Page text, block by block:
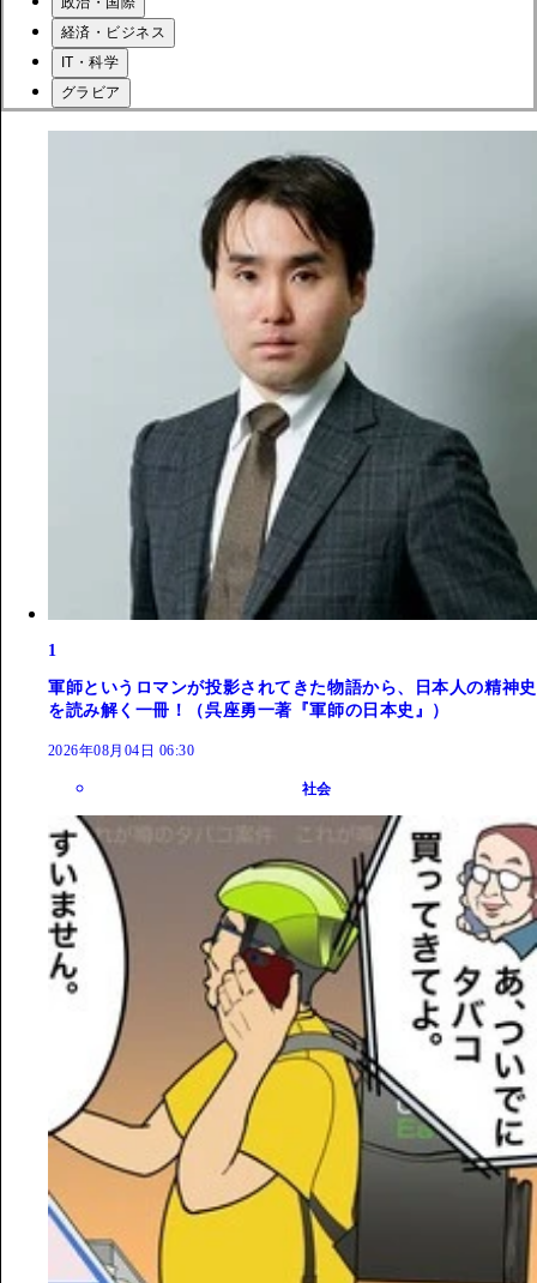
経済・ビジネス
IT・科学
グラビア
1
軍師というロマンが投影されてきた物語から、日本人の精神史
を読み解く一冊！（呉座勇一著『軍師の日本史』）
2026年08月04日 06:30
社会